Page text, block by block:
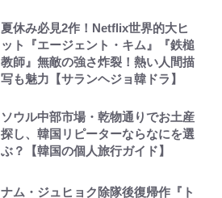
夏休み必見2作！Netflix世界的大ヒ
ット『エージェント・キム』『鉄槌
教師』無敵の強さ炸裂！熱い人間描
写も魅力【サランヘジョ韓ドラ】
ソウル中部市場・乾物通りでお土産
探し、韓国リピーターならなにを選
ぶ？【韓国の個人旅行ガイド】
ナム・ジュヒョク除隊後復帰作『ト